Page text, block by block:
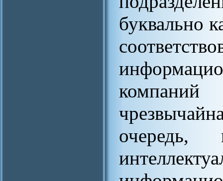
буквально
очередь,